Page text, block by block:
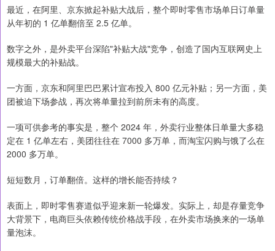
最近，在阿里、京东掀起补贴大战后，整个即时零售市场单日订单量
从年初的 1 亿单翻倍至 2.5 亿单。
数字之外，是外卖平台深陷"补贴大战"竞争，创造了国内互联网史上
规模最大的补贴战。
一方面，京东和阿里巴巴累计宣布投入 800 亿元补贴；另一方面，美
团被迫下场参战，再次将单量拉到前所未有的高度。
一项可供参考的事实是，整个 2024 年，外卖行业整体日单量大多稳
定在 1 亿单左右，美团往往在 7000 多万单，而淘宝闪购与饿了么在
2000 多万单。
短短数月，订单翻倍。这样的增长能否持续？
表面上，即时零售赛道似乎迎来新一轮爆发。实际上，却是存量竞争
大背景下，电商巨头依赖传统价格战手段，在外卖市场换来的一场单
量泡沫。